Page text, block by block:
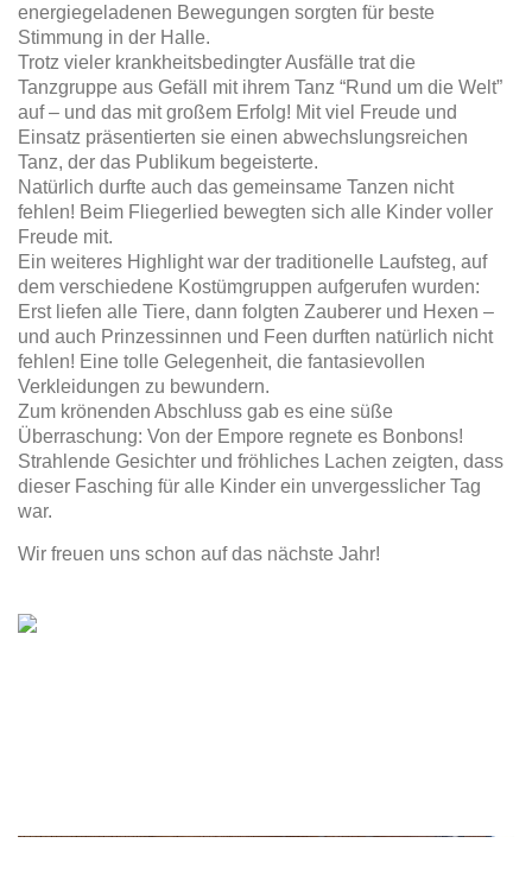
energiegeladenen Bewegungen sorgten für beste
Stimmung in der Halle.
Trotz vieler krankheitsbedingter Ausfälle trat die
Tanzgruppe aus Gefäll mit ihrem Tanz “Rund um die Welt”
auf – und das mit großem Erfolg! Mit viel Freude und
Einsatz präsentierten sie einen abwechslungsreichen
Tanz, der das Publikum begeisterte.
Natürlich durfte auch das gemeinsame Tanzen nicht
fehlen! Beim Fliegerlied bewegten sich alle Kinder voller
Freude mit.
Ein weiteres Highlight war der traditionelle Laufsteg, auf
dem verschiedene Kostümgruppen aufgerufen wurden:
Erst liefen alle Tiere, dann folgten Zauberer und Hexen –
und auch Prinzessinnen und Feen durften natürlich nicht
fehlen! Eine tolle Gelegenheit, die fantasievollen
Verkleidungen zu bewundern.
Zum krönenden Abschluss gab es eine süße
Überraschung: Von der Empore regnete es Bonbons!
Strahlende Gesichter und fröhliches Lachen zeigten, dass
dieser Fasching für alle Kinder ein unvergesslicher Tag
war.
Wir freuen uns schon auf das nächste Jahr!